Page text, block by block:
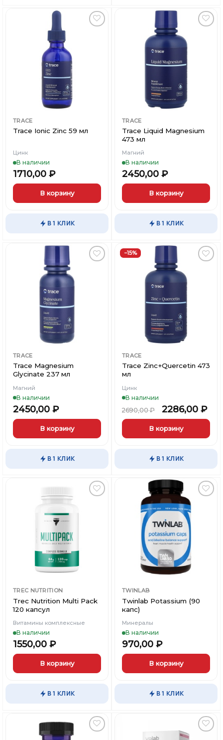
TRACE
Trace Ionic Zinc 59 мл
Цинк
В наличии
1710,00 ₽
В корзину
В 1 КЛИК
Добавить
Вишлист
TRACE
Trace Liquid Magnesium
473 мл
Магний
В наличии
2450,00 ₽
В корзину
вариаций.
Опции
выбрать
странице
В 1 КЛИК
TRACE
Trace Magnesium
Glycinate 237 мл
Магний
В наличии
2450,00 ₽
В корзину
В 1 КЛИК
−15%
Добавить
TRACE
Trace Zinc+Quercetin 473
мл
Цинк
В наличии
2690,00₽ 2286,00 ₽
В корзину
В 1 КЛИК
TREC NUTRITION
Trec Nutrition Multi Pack
120 капсул
Витамины комплексные
В наличии
1550,00 ₽
В корзину
В 1 КЛИК
Добавить
Вишлист
TWINLAB
Twinlab Potassium (90
капс)
Минералы
В наличии
970,00 ₽
В корзину
В 1 КЛИК